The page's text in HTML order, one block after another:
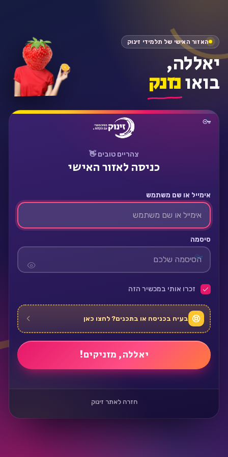
צהריים טובים 👋
כניסה לאזור האישי
אימייל או שם משתמש
סיסמה
זכרו אותי במכשיר הזה
בעיה בכניסה או בתכנים? לחצו כאן
חזרה לאתר זינוק
האזור האישי של תלמידי זינוק
יאללה,
בואונזנק